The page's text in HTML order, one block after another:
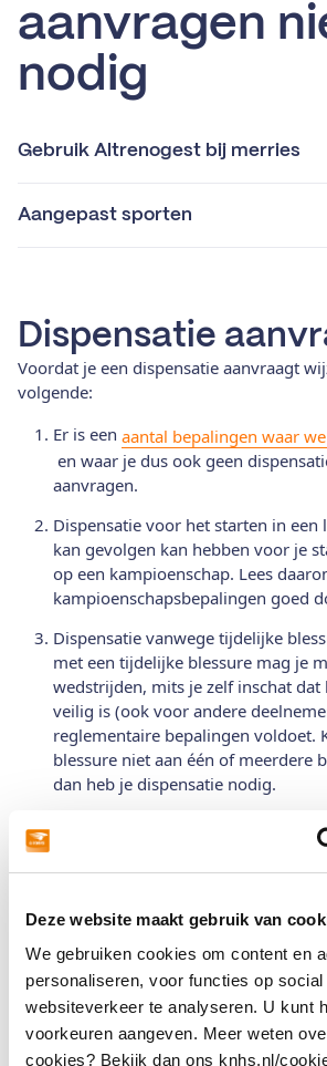
Deze website maakt gebruik van
We gebruiken cookies om content en
personaliseren, voor functies op
websiteverkeer te analyseren. U kunt
voorkeuren aangeven. Meer weten
cookies? Bekijk dan ons knhs.nl/
aanvragen
nodig
Gebruik Altrenogest bij merries
Aangepast sporten
Dispensatie
Voordat je een dispensatie aanvraagt
volgende:
Er is een aantal bepalingen waar
en waar je dus ook geen
aanvragen.
Dispensatie voor het starten in een
kan gevolgen kan hebben voor je
op een kampioenschap. Lees
kampioenschapsbepalingen goed
Dispensatie vanwege tijdelijke
met een tijdelijke blessure mag je
wedstrijden, mits je zelf inschat dat
veilig is (ook voor andere
reglementaire bepalingen voldoet.
blessure niet aan één of meerdere
dan heb je dispensatie nodig.
Dispensatie vanwege een blijvende
ruiter: Heb je een lichamelijke
en wil je graag gebruiken maken
Vraag dan een classificatiekeuring
De procedure
Voor de afhandeling staat maximaal 20
we doen natuurlijk ons best om je
te handelen. Als we je verzoek